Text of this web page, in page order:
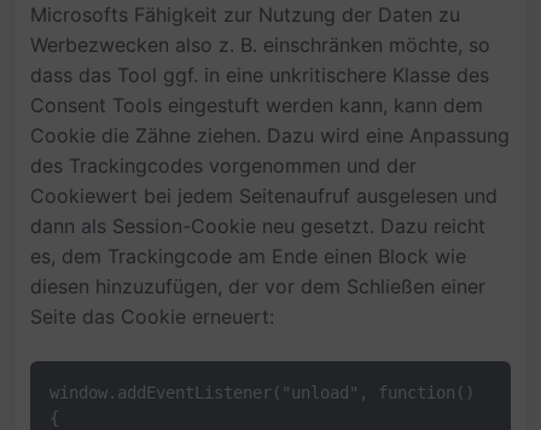
Microsofts Fähigkeit zur Nutzung der Daten zu
Werbezwecken also z. B. einschränken möchte, so
dass das Tool ggf. in eine unkritischere Klasse des
Consent Tools eingestuft werden kann, kann dem
Cookie die Zähne ziehen. Dazu wird eine Anpassung
des Trackingcodes vorgenommen und der
Cookiewert bei jedem Seitenaufruf ausgelesen und
dann als Session-Cookie neu gesetzt. Dazu reicht
es, dem Trackingcode am Ende einen Block wie
diesen hinzuzufügen, der vor dem Schließen einer
Seite das Cookie erneuert:
window.addEventListener("unload", function()
{